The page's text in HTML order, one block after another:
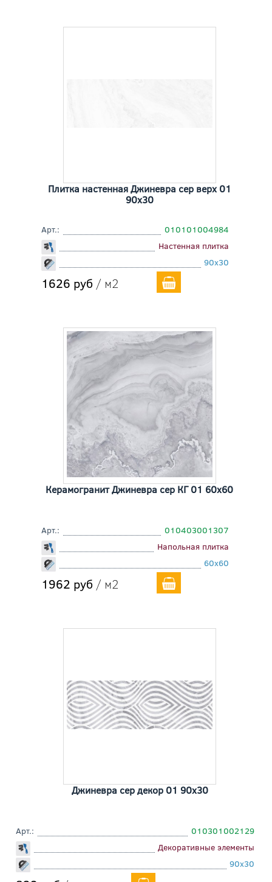
Плитка настенная Джиневра сер верх 01
90x30
Арт.:
010101004984
Настенная плитка
90x30
1626 руб / м2
Керамогранит Джиневра сер КГ 01 60x60
Арт.:
010403001307
Напольная плитка
60x60
1962 руб / м2
Джиневра сер декор 01 90x30
Арт.:
010301002129
Декоративные элементы
90x30